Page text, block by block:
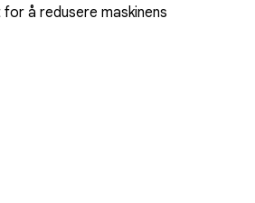
å redusere maskinens